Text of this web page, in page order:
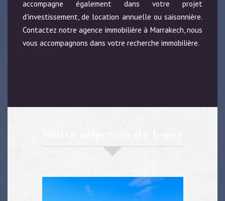
accompagne également dans votre projet
d'investissement, de location annuelle ou saisonnière.
Contactez notre agence immobilière à Marrakech, nous
vous accompagnons dans votre recherche immobilière.